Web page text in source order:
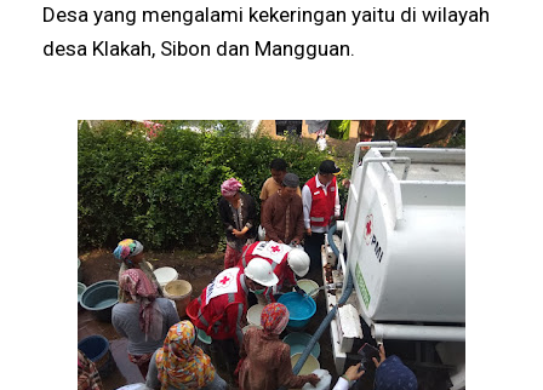
Desa yang mengalami kekeringan yaitu di wilayah
desa Klakah, Sibon dan Mangguan.